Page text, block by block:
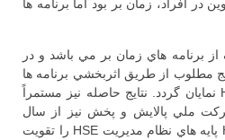
در افراد، زمان بر بود اما برنامه ها
برنامه هاي زمان بر مي باشد و در
مطلوب از طريق اثربخشي برنامه ها
و دستيابي به اهداف HSE MS نمايان گردد. نتايج حاصله نيز مستمراً
ملي پالايش و پخش نيز از سال
1387 با تمركز بر فرهنگ HSE پايه هاي نظام مديريت HSE را تقويت